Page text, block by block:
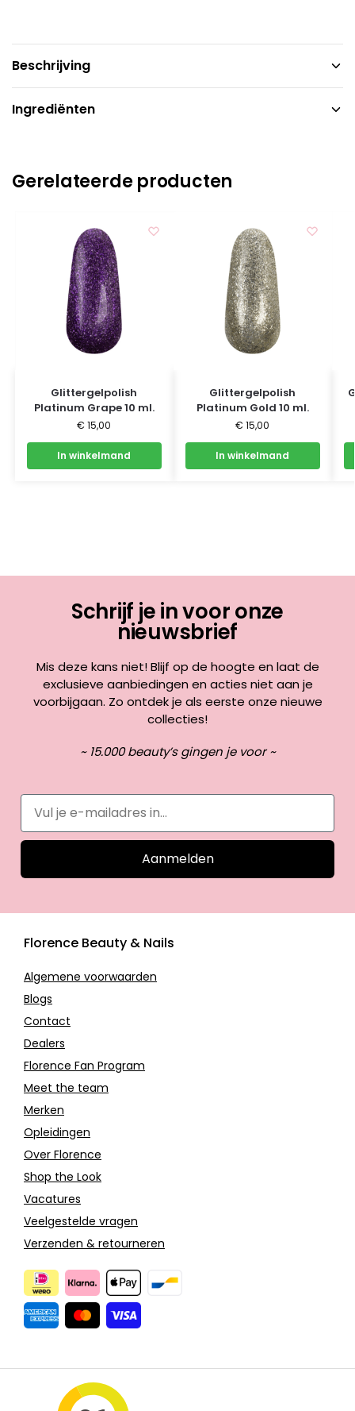
Beschrijving
Ingrediënten
Gerelateerde producten
Glittergelpolish
Platinum Grape 10 ml.
€ 15,00
In winkelmand
Glittergelpolish
Platinum Gold 10 ml.
€ 15,00
In winkelmand
Schrijf je in voor onze
nieuwsbrief
Mis deze kans niet! Blijf op de hoogte en laat de
exclusieve aanbiedingen en acties niet aan je
voorbijgaan. Zo ontdek je als eerste onze nieuwe
collecties!
~ 15.000 beauty’s gingen je voor ~
Aanmelden
Florence Beauty & Nails
Algemene voorwaarden
Blogs
Contact
Dealers
Florence Fan Program
Meet the team
Merken
Opleidingen
Over Florence
Shop the Look
Vacatures
Veelgestelde vragen
Verzenden & retourneren